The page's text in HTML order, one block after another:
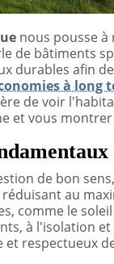
nous pousse
de bâtiments
durables afin
à long
de voir
et vous
de bon
au
comme le
à l'isolation
respectueux